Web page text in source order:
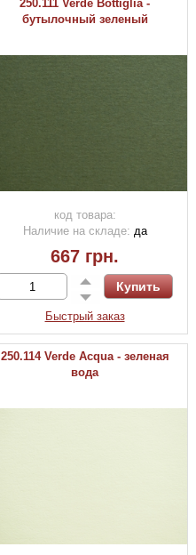
250.111 Verde Bottiglia -
бутылочный зеленый
код товара:
Наличие на складе: да
667 грн.
Быстрый заказ
250.114 Verde Acqua - зеленая
вода